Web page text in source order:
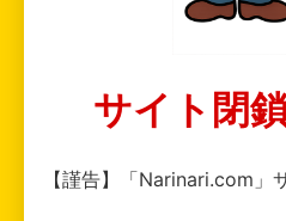
サイト閉
【謹告】「Narinari.com」